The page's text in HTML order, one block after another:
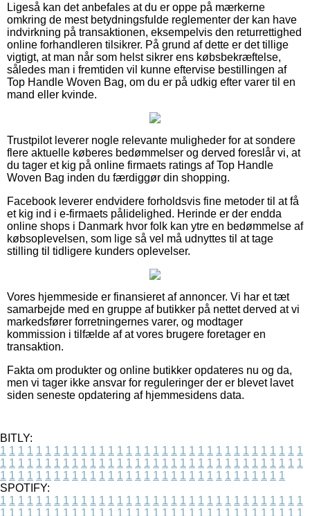
Ligeså kan det anbefales at du er oppe på mærkerne
omkring de mest betydningsfulde reglementer der kan have
indvirkning på transaktionen, eksempelvis den returrettighed
online forhandleren tilsikrer. På grund af dette er det tillige
vigtigt, at man når som helst sikrer ens købsbekræftelse,
således man i fremtiden vil kunne eftervise bestillingen af
Top Handle Woven Bag, om du er på udkig efter varer til en
mand eller kvinde.
Trustpilot leverer nogle relevante muligheder for at sondere
flere aktuelle køberes bedømmelser og derved foreslår vi, at
du tager et kig på online firmaets ratings af Top Handle
Woven Bag inden du færdiggør din shopping.
Facebook leverer endvidere forholdsvis fine metoder til at få
et kig ind i e-firmaets pålidelighed. Herinde er der endda
online shops i Danmark hvor folk kan ytre en bedømmelse af
købsoplevelsen, som lige så vel må udnyttes til at tage
stilling til tidligere kunders oplevelser.
Vores hjemmeside er finansieret af annoncer. Vi har et tæt
samarbejde med en gruppe af butikker på nettet derved at vi
markedsfører forretningernes varer, og modtager
kommission i tilfælde af at vores brugere foretager en
transaktion.
Fakta om produkter og online butikker opdateres nu og da,
men vi tager ikke ansvar for reguleringer der er blevet lavet
siden seneste opdatering af hjemmesidens data.
BITLY:
1 1 1 1 1 1 1 1 1 1 1 1 1 1 1 1 1 1 1 1 1 1 1 1 1 1 1 1 1 1 1 1 1 1
1 1 1 1 1 1 1 1 1 1 1 1 1 1 1 1 1 1 1 1 1 1 1 1 1 1 1 1 1 1 1 1 1 1
1 1 1 1 1 1 1 1 1 1 1 1 1 1 1 1 1 1 1 1 1 1 1 1 1 1 1 1 1 1 1 1
SPOTIFY:
1 1 1 1 1 1 1 1 1 1 1 1 1 1 1 1 1 1 1 1 1 1 1 1 1 1 1 1 1 1 1 1 1 1
1 1 1 1 1 1 1 1 1 1 1 1 1 1 1 1 1 1 1 1 1 1 1 1 1 1 1 1 1 1 1 1 1 1